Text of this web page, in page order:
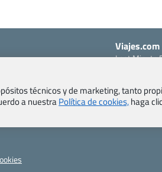
otras disposiciones
Viajes.com
Last Minute
Santa Cruz
CIF:
técnicos y de marketing, tanto
a nuestraPolítica de cookies,haga